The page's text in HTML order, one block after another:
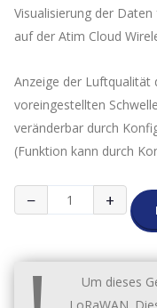
Visualisierung der
auf der Atim Cloud
Anzeige der Luftqualität
voreingestellten
veränderbar durch
(Funktion kann durch
−
Atim
Umgebungs-
Luftfeuchtigkeit
ACW/THX
+
Um dieses